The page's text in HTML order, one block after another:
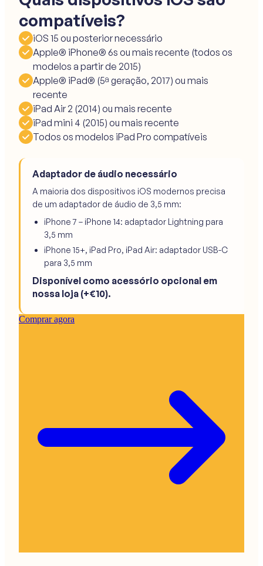
compatíveis?
iOS 15 ou posterior necessário
Apple® iPhone® 6s ou mais recente (todos os
modelos a partir de 2015)
Apple® iPad® (5ª geração, 2017) ou mais
recente
iPad Air 2 (2014) ou mais recente
iPad mini 4 (2015) ou mais recente
Todos os modelos iPad Pro compatíveis
Adaptador de áudio necessário
A maioria dos dispositivos iOS modernos precisa
de um adaptador de áudio de 3,5 mm:
iPhone 7 – iPhone 14: adaptador Lightning para
3,5 mm
iPhone 15+, iPad Pro, iPad Air: adaptador USB-C
para 3,5 mm
Disponível como acessório opcional em
nossa loja (+€10).
Comprar agora